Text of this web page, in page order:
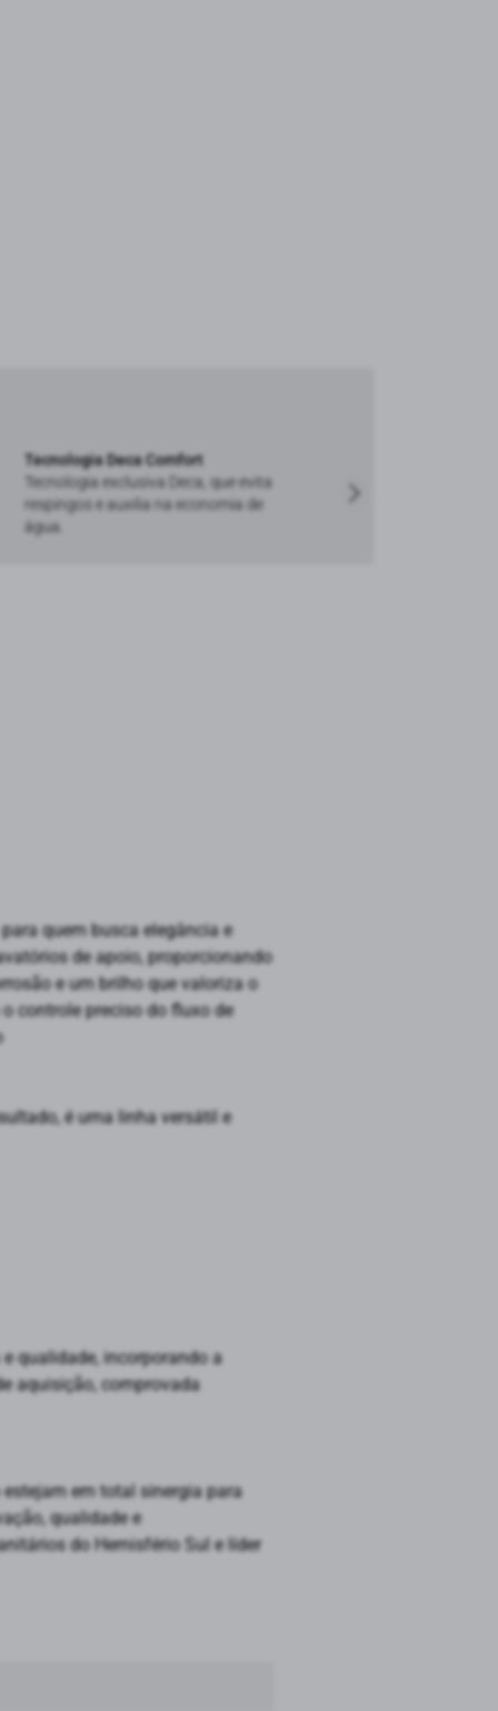
Tecnologia Deca Comfort
Tecnologia exclusiva Deca, que evita
respingos e auxilia na economia de
água.
quem busca elegância e
de apoio, proporcionando
e um brilho que valoriza o
controle preciso do fluxo de
é uma linha versátil e
qualidade, incorporando a
aquisição, comprovada
em total sinergia para
qualidade e
do Hemisfério Sul e líder